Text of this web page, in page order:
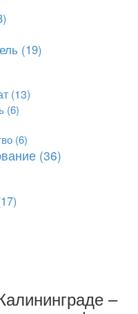
(19)
(13)
(6)
(6)
(36)
–